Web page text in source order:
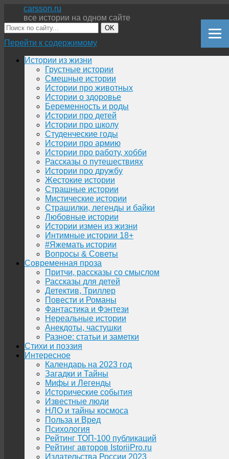
carsson.ru
все истории на одном сайте
OK
Перейти к содержимому
Истории из жизни
Грустные истории
Смешные истории
Истории про животных
Истории о здоровье
Беременность и роды
Истории про детей
Истории про школу
Студенческие годы
Истории про армию
Истории про работу, хобби
Рассказы о путешествиях
Истории про дружбу
Жестокие истории
Страшные истории
Мистические истории
Страшилки, легенды и байки
Любовные истории
Истории измен из жизни
Интимные истории 18+
#Яжемать истории
Вопросы & Советы
Современная проза
Притчи, рассказы со смыслом
Рассказы для детей
Детектив, Триллер
Повести и Романы
Фантастика и Фэнтези
Нереальные истории
Анекдоты, частушки
Разное: статьи и заметки
Стихи и поэзия
Интересное
Календарь на 2023 год
Загадки и Тайны
Мифы и Легенды
Исторические события
Известные люди
НЛО и тайны космоса
Польза и Вред
Психология
Рейтинг ТОП-100 публикаций
Рейтинг авторов IstoriiPro.ru
Издательства России 2023